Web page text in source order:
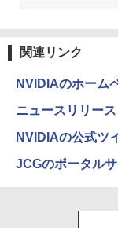
関連リンク
NVIDIAのホーム
ニュースリリース
NVIDIAの公式ツ
JCGのポータルサ